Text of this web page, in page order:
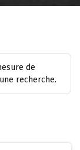
de
recherche.